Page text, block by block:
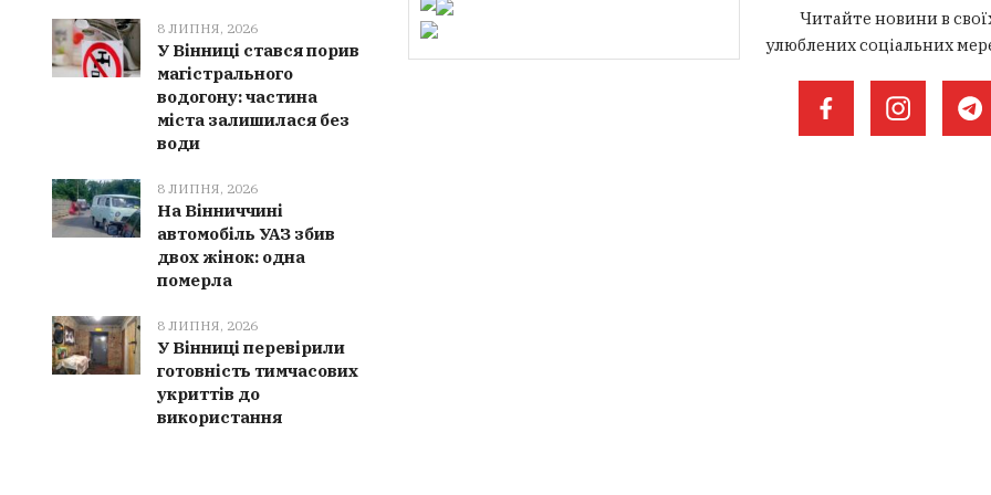
8 ЛИПНЯ, 2026
У Вінниці стався порив
магістрального
водогону: частина
міста залишилася без
води
8 ЛИПНЯ, 2026
На Вінниччині
автомобіль УАЗ збив
двох жінок: одна
померла
8 ЛИПНЯ, 2026
У Вінниці перевірили
готовність тимчасових
укриттів до
використання
Читайте новини в
улюблених соціальних